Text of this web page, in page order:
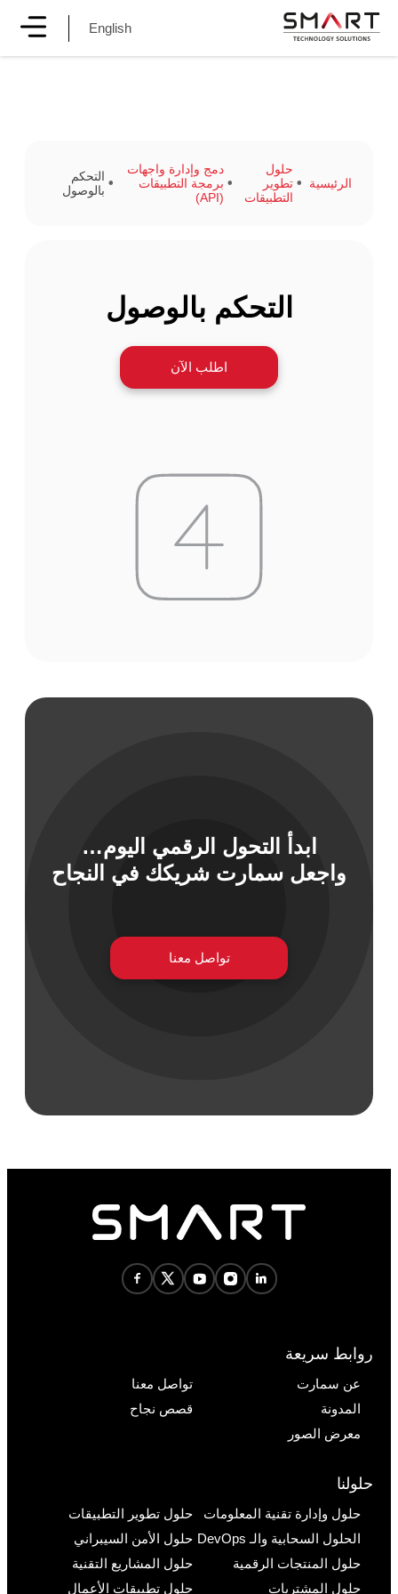
المعلومات
English
الرئيسية
حلول
تطوير
التطبيقات
دمج وإدارة واجهات
برمجة التطبيقات
(API)
التحكم
بالوصول
التحكم بالوصول
اطلب الآن
ابدأ التحول الرقمي اليوم…
واجعل سمارت شريكك في النجاح
تواصل معنا
روابط سريعة
عن سمارت
تواصل معنا
المدونة
قصص نجاح
معرض الصور
حلولنا
حلول وإدارة تقنية المعلومات
حلول تطوير التطبيقات
الحلول السحابية والـ DevOps
حلول الأمن السيبراني
حلول المنتجات الرقمية
حلول المشاريع التقنية
حلول المشتريات
حلول تطبيقات الأعمال